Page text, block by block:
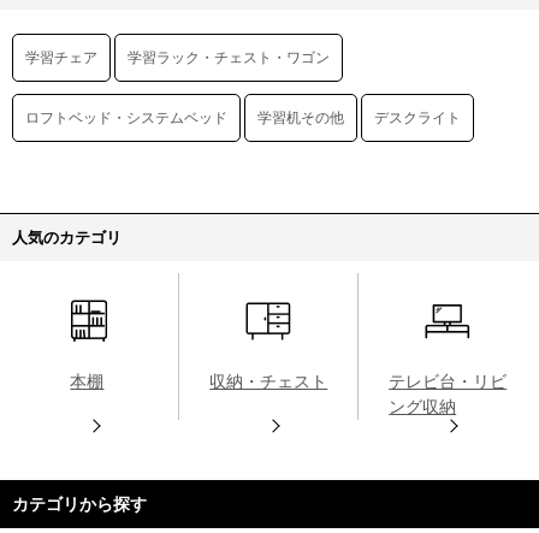
学習チェア 学習ラック・チェスト・ワゴン
ロフトベッド・システムベッド 学習机その他 デスクライト
人気のカテゴリ
本棚 収納・チェスト
テレビ台・リビ
ング収納
カテゴリから探す